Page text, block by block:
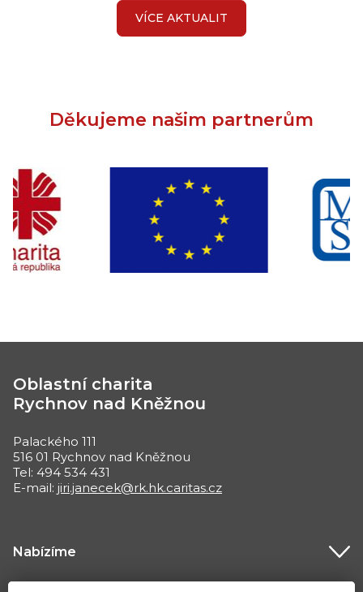
VÍCE AKTUALIT
Děkujeme našim partnerům
Oblastní charita
Rychnov nad Kněžnou
Palackého 111
516 01 Rychnov nad Kněžnou
Tel: 494 534 431
E-mail: jiri.janecek@rk.hk.caritas.cz
Nabízíme